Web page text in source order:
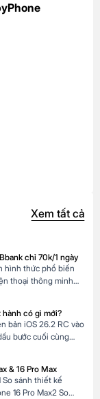
Xem tất cả
chỉ 70k/1 ngày
hình thức phổ biến
thoại thông minh
người Tại Happy
chương trình trả […]
hành có gì mới?
bản iOS 26.2 RC vào
bước cuối cùng
tiến thú vị, tập trung
dùng […]
& 16 Pro Max
sánh thiết kế
16 Pro Max2 So